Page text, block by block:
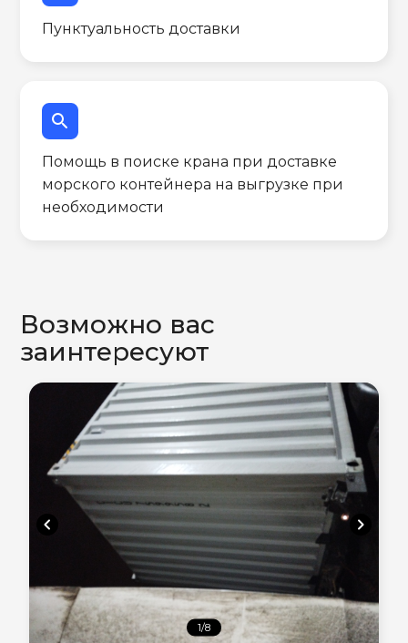
Пунктуальность доставки
search
Помощь в поиске крана при доставке
морского контейнера на выгрузке при
необходимости
Возможно вас
заинтересуют
chevron_left chevron_right
1/8